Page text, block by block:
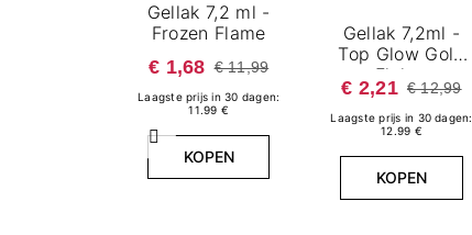
Vorige
Gellak 7,2 ml -
Frozen Flame
€ 1,68 € 11,99
Laagste prijs in 30 dagen:
11.99 €
KOPEN
Gellak 7,2ml -
Top Glow Gold
Flakes
€ 2,21 € 12,99
Laagste prijs in 30 dagen:
12.99 €
KOPEN